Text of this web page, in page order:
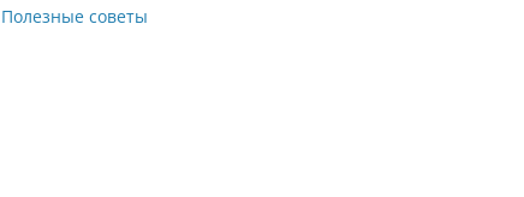
Полезные советы